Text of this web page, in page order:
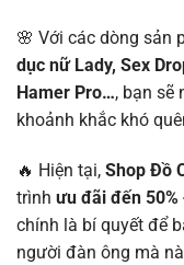
🌸 Với các dòng sản
dục nữ Lady, Sex
Hamer Pro…, bạn sẽ
khoảnh khắc khó
🔥 Hiện tại, Shop Đồ
trình ưu đãi đến
chính là bí quyết để
người đàn ông mà